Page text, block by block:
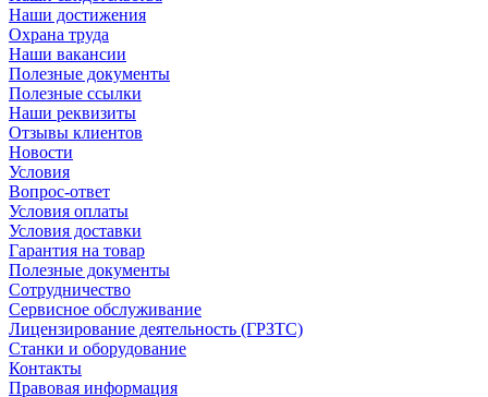
Наши достижения
Охрана труда
Наши вакансии
Полезные документы
Полезные ссылки
Наши реквизиты
Отзывы клиентов
Новости
Условия
Вопрос-ответ
Условия оплаты
Условия доставки
Гарантия на товар
Полезные документы
Сотрудничество
Сервисное обслуживание
Лицензирование деятельность (ГРЗТС)
Станки и оборудование
Контакты
Правовая информация